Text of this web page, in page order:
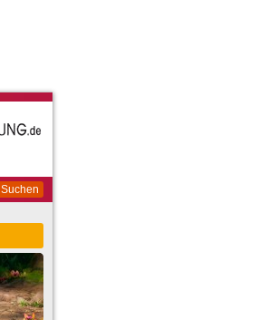
Suchen